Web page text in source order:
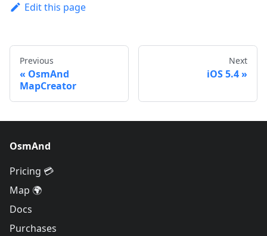
Edit this page
Previous
OsmAnd
MapCreator
Next
iOS 5.4
OsmAnd
Pricing 💳
Map 🌍
Docs
Purchases